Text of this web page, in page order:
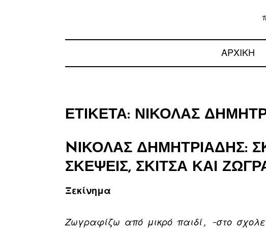
ΑΡΧΙΚΗ
ΕΤΙΚΈΤΑ: ΝΙΚΌΛΑΣ
NΙΚΟΛΑΣ ΔΗΜΗΤΡΙΑΔΗΣ:
ΣΚΈΨΕΙΣ, ΣΚΊΤΣΑ ΚΑΙ
Ξεκίνημα
Ζωγραφίζω από μικρό παιδί, –στο